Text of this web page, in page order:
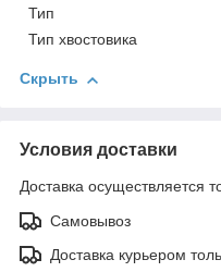
Тип
Тип хвостовика
Скрыть
Условия доставки
Доставка осуществляется
Самовывоз
Доставка курьером